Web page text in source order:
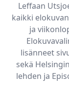
Leffaan
kaikki
ja
lisänneet
sekä
lehden ja